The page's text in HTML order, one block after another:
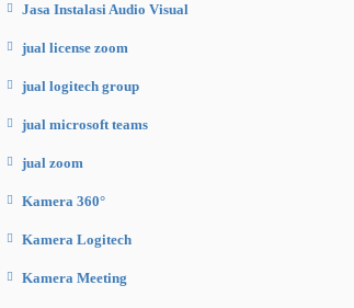
Jasa Instalasi Audio Visual
jual license zoom
jual logitech group
jual microsoft teams
jual zoom
Kamera 360°
Kamera Logitech
Kamera Meeting